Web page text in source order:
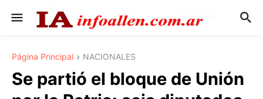
Página Principal NACIONALES
Se partió el bloque de Unión